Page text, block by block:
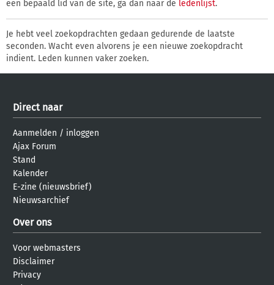
een bepaald lid van de site, ga dan naar de ledenlijst.
Je hebt veel zoekopdrachten gedaan gedurende de laatste
seconden. Wacht even alvorens je een nieuwe zoekopdracht
indient. Leden kunnen vaker zoeken.
Direct naar
Aanmelden / inloggen
Ajax Forum
Stand
Kalender
E-zine (nieuwsbrief)
Nieuwsarchief
Over ons
Voor webmasters
Disclaimer
Privacy